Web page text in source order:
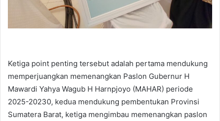
Ketiga point penting tersebut adalah pertama mendukung
memperjuangkan memenangkan Paslon Gubernur H
Mawardi Yahya Wagub H Harnpjoyo (MAHAR) periode
2025-20230, kedua mendukung pembentukan Provinsi
Sumatera Barat, ketiga mengimbau memenangkan paslon